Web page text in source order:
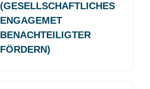
(GESELLSCHAFTLICHES
ENGAGEMET
BENACHTEILIGTER
FÖRDERN)